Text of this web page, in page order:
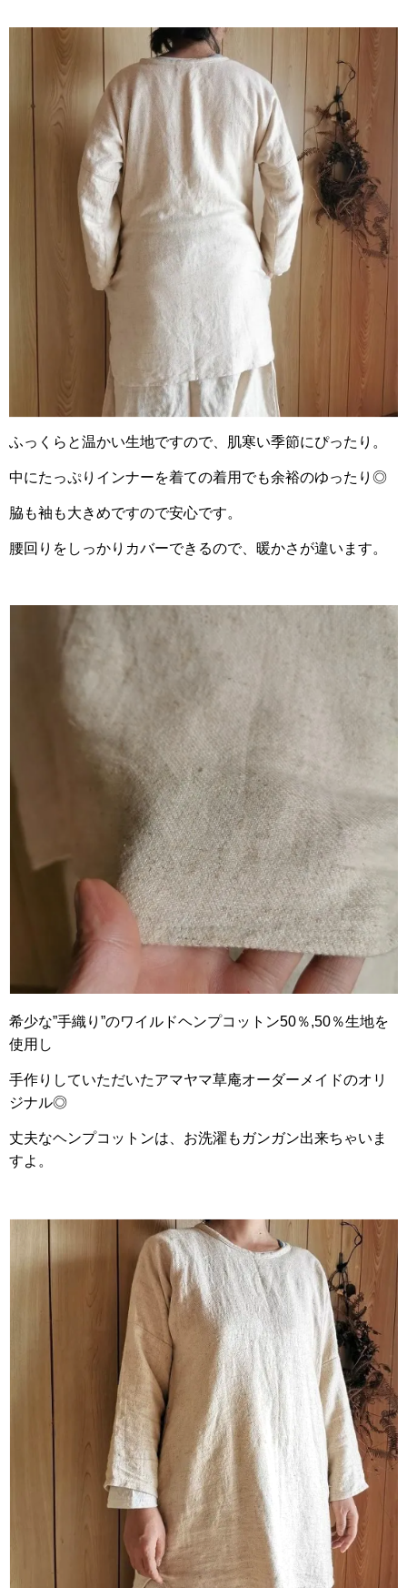
ふっくらと温かい生地ですので、肌寒い季節にぴったり。
中にたっぷりインナーを着ての着用でも余裕のゆったり◎
脇も袖も大きめですので安心です。
腰回りをしっかりカバーできるので、暖かさが違います。
希少な”手織り”のワイルドヘンプコットン50％,50％生地を
使用し
手作りしていただいたアマヤマ草庵オーダーメイドのオリ
ジナル◎
丈夫なヘンプコットンは、お洗濯もガンガン出来ちゃいま
すよ。